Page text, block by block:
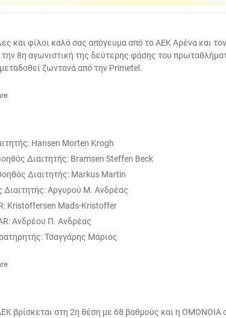
και φίλοι καλό σας απόγευμα από το ΑΕΚ Αρένα και
την 8η αγωνιστική της δεύτερης φάσης του
ζωντανά από την Primetel.
Hansen Morten Krogh
Διαιτητής: Bramsen Steffen Beck
Διαιτητής: Markus Martin
Διαιτητής: Αργυρού Μ. Ανδρέας
Kristoffersen Mads-Kristoffer
Ανδρέου Π. Ανδρέας
Τσαγγάρης Μάριος
βρίσκεται στη 2η θέση με 68 βαθμούς και η ΟΜΟΝΟΙΑ